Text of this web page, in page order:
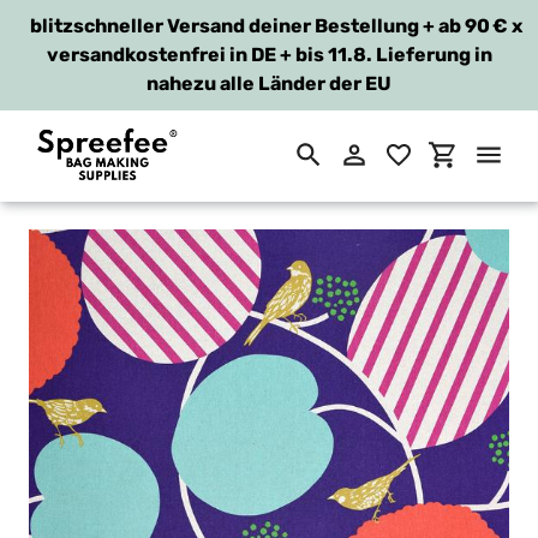
Direkt
zum
blitzschneller Versand deiner Bestellung + ab 90 €
versandkostenfrei in DE + bis 11.8. Lieferung in
nahezu alle Länder der EU
x
SuchenEinloggen